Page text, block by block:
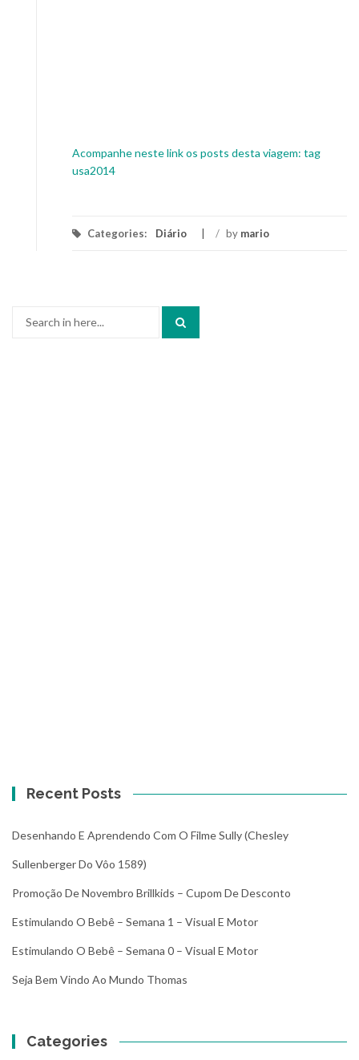
Acompanhe neste link os posts desta viagem: tag
usa2014
Categories: Diário / by mario
Recent Posts
Desenhando E Aprendendo Com O Filme Sully (Chesley
Sullenberger Do Vôo 1589)
Promoção De Novembro Brillkids – Cupom De Desconto
Estimulando O Bebê – Semana 1 – Visual E Motor
Estimulando O Bebê – Semana 0 – Visual E Motor
Seja Bem Vindo Ao Mundo Thomas
Categories